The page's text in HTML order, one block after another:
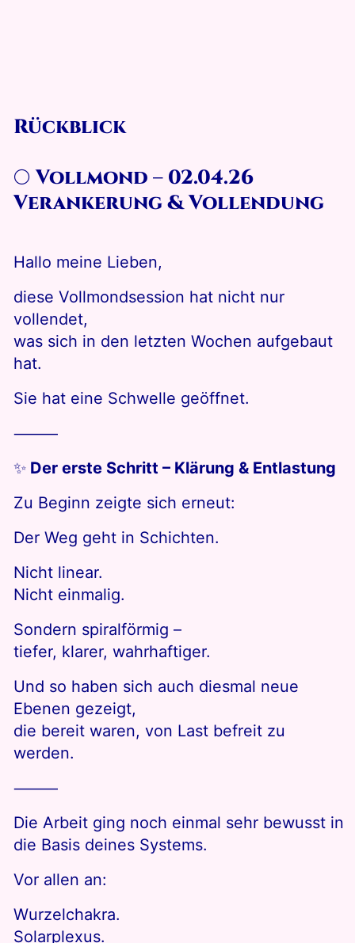
Rückblick
🌕Vollmond – 02.04.26
Verankerung & Vollendung
Hallo meine Lieben,
diese Vollmondsession hat nicht nur
vollendet,
was sich in den letzten Wochen aufgebaut
hat.
Sie hat eine Schwelle geöffnet.
⸻
✨ Der erste Schritt – Klärung & Entlastung
Zu Beginn zeigte sich erneut:
Der Weg geht in Schichten.
Nicht linear.
Nicht einmalig.
Sondern spiralförmig –
tiefer, klarer, wahrhaftiger.
Und so haben sich auch diesmal neue
Ebenen gezeigt,
die bereit waren, von Last befreit zu
werden.
⸻
Die Arbeit ging noch einmal sehr bewusst in
die Basis deines Systems.
Vor allen an:
Wurzelchakra.
Solarplexus.